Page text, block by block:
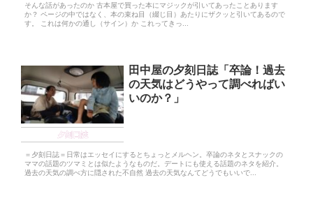
そんな話があったのか 古本屋で買った本にマジックが引いてあったことあります
か？ ページの中ではなく、本の束ね目（綴じ目）あたりにザクッと引いてあるので
す。 これは何かの通し（サイン）か これってきっ...
夕刻日誌
田中屋の夕刻日誌「卒論！過去
の天気はどうやって調べればい
いのか？」
＝夕刻日誌＝日常はエッセイにするとちょっとメルヘン。卒論のネタとスナックの
ママの話題のツマミとは似たようなものだ。デートにも使える話題のネタを紹介。
過去の天気の調べ方に隠された不自然 過去の天気なんてどうでもいいで...